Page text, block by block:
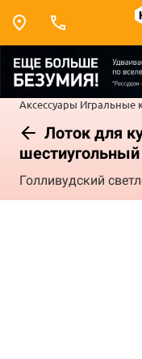
Аксессуары Игральные
Лоток для
Голливудский